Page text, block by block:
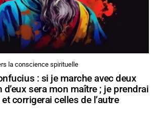
la conscience spirituelle
: si je marche avec deux
sera mon maître ; je prendrai
corrigerai celles de l’autre